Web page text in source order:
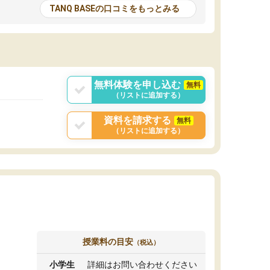
る機会が増えたり
試験対策の面接練
と伝えることもで
が多いので、その子達に感化されて自分も『も
っと何かに取り組んでみよう』と思えます。
はたらく部はオンラインなので、色々な場所の
TANQ BASEの口コミをもっとみる
無料体験を申し込む
無料
（リストに追加する）
資料を請求する
無料
（リストに追加する）
授業料の目安 （税込）
小学生 詳細はお問い合わせください